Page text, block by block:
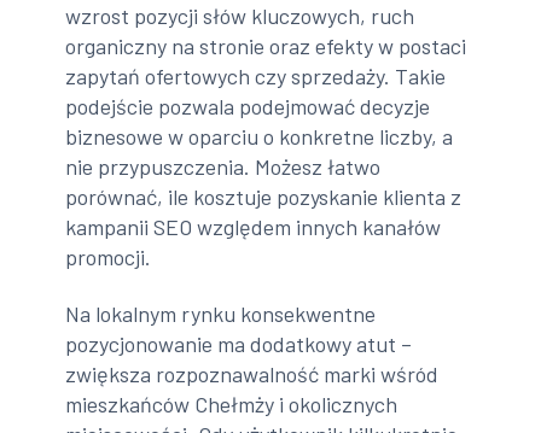
wzrost pozycji słów kluczowych, ruch
organiczny na stronie oraz efekty w postaci
zapytań ofertowych czy sprzedaży. Takie
podejście pozwala podejmować decyzje
biznesowe w oparciu o konkretne liczby, a
nie przypuszczenia. Możesz łatwo
porównać, ile kosztuje pozyskanie klienta z
kampanii SEO względem innych kanałów
promocji.
Na lokalnym rynku konsekwentne
pozycjonowanie ma dodatkowy atut –
zwiększa rozpoznawalność marki wśród
mieszkańców Chełmży i okolicznych